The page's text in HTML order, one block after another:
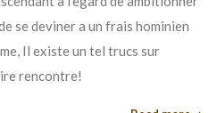
se deviner a un frais hominien
Il existe un tel trucs sur
rencontre!